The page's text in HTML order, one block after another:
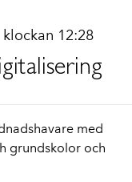
klockan 12:28
med
grundskolor och